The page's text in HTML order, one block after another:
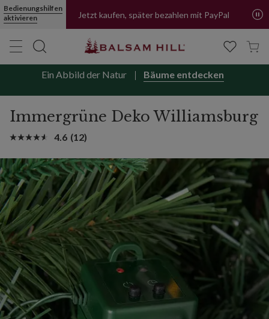
Bedienungshilfen
aktivieren
Jetzt kaufen, später bezahlen mit PayPal
Ein Abbild der Natur Bäume entdecken
Immergrüne Deko Williamsburg
4.6 (12)
Immergrüne Deko „Williamsburg“ | Balsam Hill